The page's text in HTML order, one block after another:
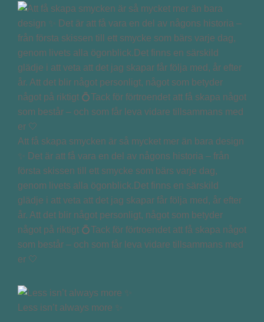
Att få skapa smycken är så mycket mer än bara design
✨ Det är att få vara en del av någons historia – från
första skissen till ett smycke som bärs varje dag,
genom livets alla ögonblick.Det finns en särskild
glädje i att veta att det jag skapar får följa med, år efter
år. Att det blir något personligt, något som betyder
något på riktigt 💍Tack för förtroendet att få skapa något
som består – och som får leva vidare tillsammans med
er 🤍
Less isn’t always more ✨